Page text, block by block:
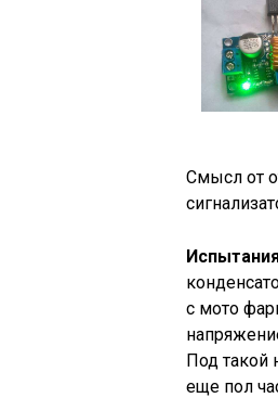
Смысл от
с мото
Под такой
еще пол